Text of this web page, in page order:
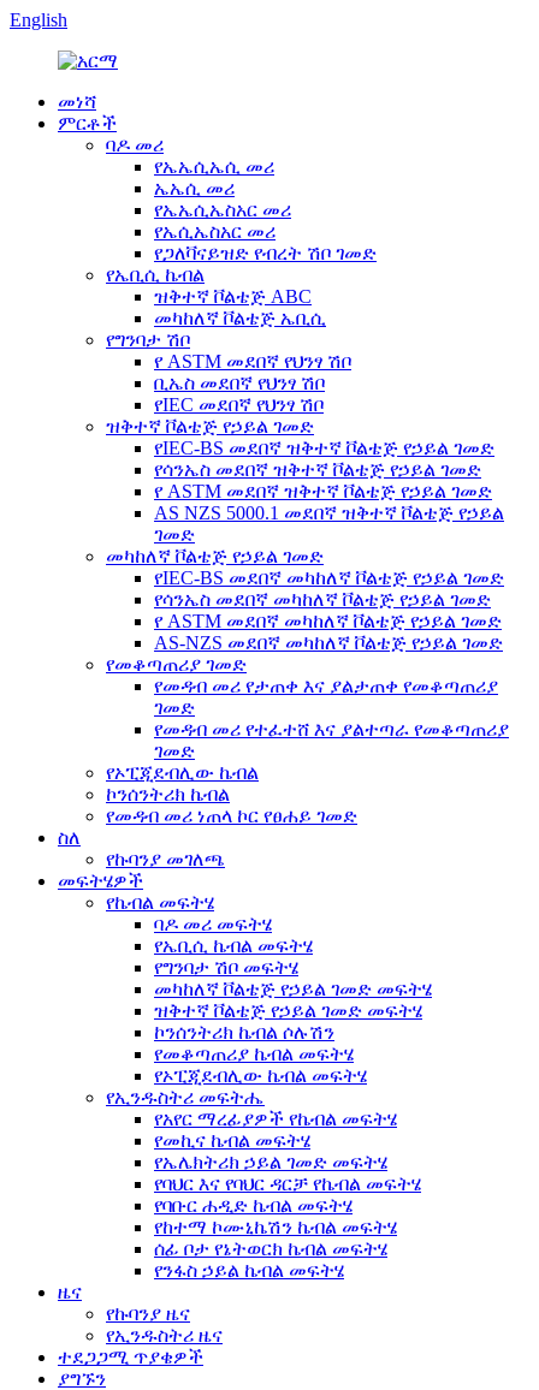
English
መነሻ
ምርቶች
ባዶ መሪ
የኤኤሲኤሲ መሪ
ኤኤሲ መሪ
የኤኤሲኤስአር መሪ
የኤሲኤስአር መሪ
የጋለቫናይዝድ የብረት ሽቦ ገመድ
የኤቢሲ ኬብል
ዝቅተኛ ቮልቴጅ ABC
መካከለኛ ቮልቴጅ ኤቢሲ
የግንባታ ሽቦ
የ ASTM መደበኛ የህንፃ ሽቦ
ቢኤስ መደበኛ የህንፃ ሽቦ
የIEC መደበኛ የህንፃ ሽቦ
ዝቅተኛ ቮልቴጅ የኃይል ገመድ
የIEC-BS መደበኛ ዝቅተኛ ቮልቴጅ የኃይል ገመድ
የሳንኤስ መደበኛ ዝቅተኛ ቮልቴጅ የኃይል ገመድ
የ ASTM መደበኛ ዝቅተኛ ቮልቴጅ የኃይል ገመድ
AS NZS 5000.1 መደበኛ ዝቅተኛ ቮልቴጅ የኃይል
ገመድ
መካከለኛ ቮልቴጅ የኃይል ገመድ
የIEC-BS መደበኛ መካከለኛ ቮልቴጅ የኃይል ገመድ
የሳንኤስ መደበኛ መካከለኛ ቮልቴጅ የኃይል ገመድ
የ ASTM መደበኛ መካከለኛ ቮልቴጅ የኃይል ገመድ
AS-NZS መደበኛ መካከለኛ ቮልቴጅ የኃይል ገመድ
የመቆጣጠሪያ ገመድ
የመዳብ መሪ የታጠቀ እና ያልታጠቀ የመቆጣጠሪያ
ገመድ
የመዳብ መሪ የተፈተሸ እና ያልተጣራ የመቆጣጠሪያ
ገመድ
የኦፒጂደብሊው ኬብል
ኮንሰንትሪክ ኬብል
የመዳብ መሪ ነጠላ ኮር የፀሐይ ገመድ
ስለ
የኩባንያ መገለጫ
መፍትሄዎች
የኬብል መፍትሄ
ባዶ መሪ መፍትሄ
የኤቢሲ ኬብል መፍትሄ
የግንባታ ሽቦ መፍትሄ
መካከለኛ ቮልቴጅ የኃይል ገመድ መፍትሄ
ዝቅተኛ ቮልቴጅ የኃይል ገመድ መፍትሄ
ኮንሰንትሪክ ኬብል ሶሉሽን
የመቆጣጠሪያ ኬብል መፍትሄ
የኦፒጂደብሊው ኬብል መፍትሄ
የኢንዱስትሪ መፍትሔ
የአየር ማረፊያዎች የኬብል መፍትሄ
የመኪና ኬብል መፍትሄ
የኤሌክትሪክ ኃይል ገመድ መፍትሄ
የባህር እና የባህር ዳርቻ የኬብል መፍትሄ
የባቡር ሐዲድ ኬብል መፍትሄ
የከተማ ኮሙኒኬሽን ኬብል መፍትሄ
ሰፊ ቦታ የኔትወርክ ኬብል መፍትሄ
የንፋስ ኃይል ኬብል መፍትሄ
ዜና
የኩባንያ ዜና
የኢንዱስትሪ ዜና
ተደጋጋሚ ጥያቄዎች
ያግኙን